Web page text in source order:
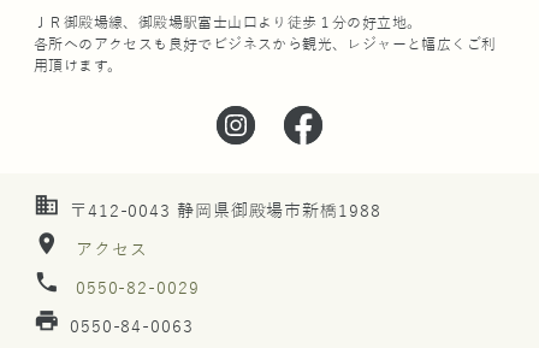
ＪＲ御殿場線、御殿場駅富士山口より徒歩１分の好立地。
各所へのアクセスも良好でビジネスから観光、レジャーと幅広くご利
用頂けます。
business 〒412-0043 静岡県御殿場市新橋1988
location_on アクセス
phone 0550-82-0029
print 0550-84-0063